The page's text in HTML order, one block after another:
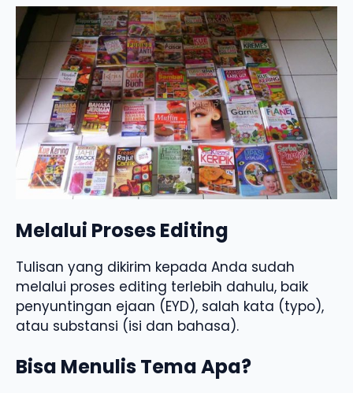
Melalui Proses Editing
Tulisan yang dikirim kepada Anda sudah
melalui proses editing terlebih dahulu, baik
penyuntingan ejaan (EYD), salah kata (typo),
atau substansi (isi dan bahasa).
Bisa Menulis Tema Apa?